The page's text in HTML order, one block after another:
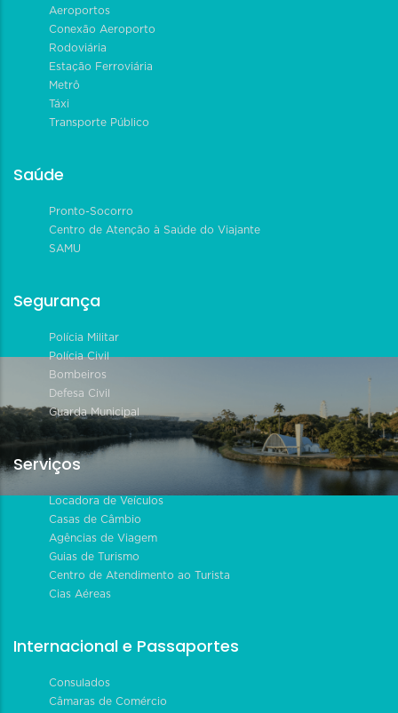
Aeroportos
Conexão Aeroporto
Rodoviária
Estação Ferroviária
Metrô
Táxi
Transporte Público
Saúde
Pronto-Socorro
Centro de Atenção à Saúde do Viajante
SAMU
Segurança
Polícia Militar
Polícia Civil
Bombeiros
Defesa Civil
Guarda Municipal
Serviços
Locadora de Veículos
Casas de Câmbio
Agências de Viagem
Guias de Turismo
Centro de Atendimento ao Turista
Cias Aéreas
Internacional e Passaportes
Consulados
Câmaras de Comércio